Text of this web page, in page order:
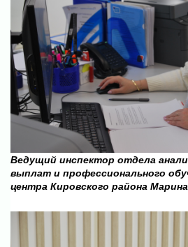
Ведущий инспектор отдела
выплат и профессионального
центра Кировского района